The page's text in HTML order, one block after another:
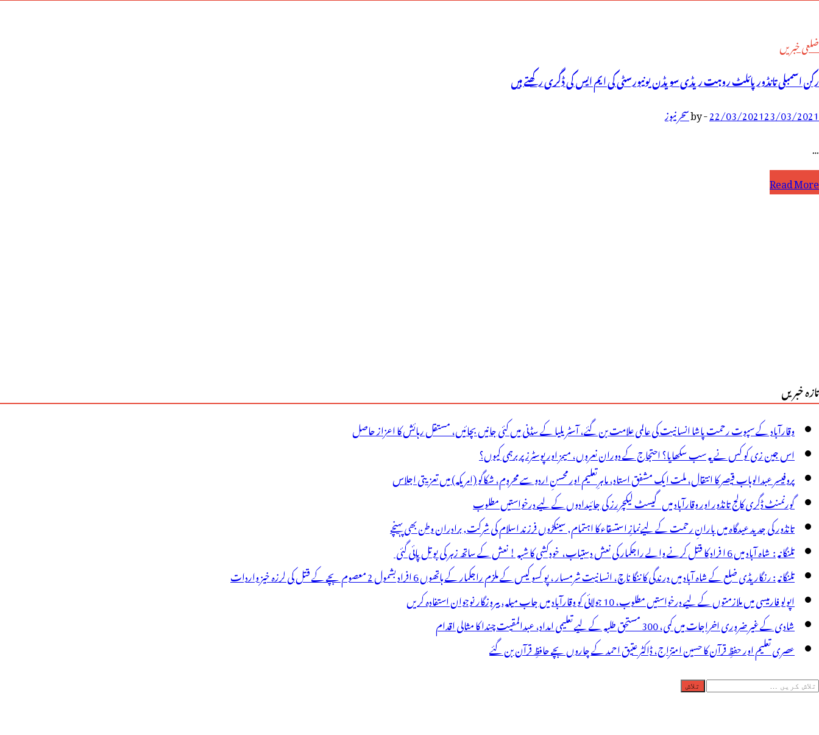
ضلعی خبریں
رکن اسمبلی تانڈور پائلٹ روہت ریڈی سویڈن یونیورسٹی کی ایم ایس کی ڈگری رکھتے ہیں
22/03/202123/03/2021
-
byسحر نیوز
…
رکن
ایم
ایس
ڈگری
رکھتے
ہیں
Read More
تازہ خبریں
وقارآباد کے سپوت رحمت پاشا انسانیت کی عالمی علامت بن گئے، آسٹریلیا کے سڈنی میں کئی جانیں بچائیں، مستقل رہائش کا اعزاز حاصل
اس جین زی کو کس نے یہ سب سکھایا؟ احتجاج کے دوران نعروں، میمز اور پوسٹرز پر برہمی کیوں؟
پروفیسر عبدالوہاب قیصر کا انتقال، ملت ایک مشفق استاد، ماہرِتعلیم اور محسنِ اردو سے محروم، شکاگو (امریکہ) میں تعزیتی اجلاس
گورنمنٹ ڈگری کالج تانڈور اور وقارآباد میں گیسٹ لیکچررز کی جائیدادوں کے لیے درخواستیں مطلوب
تانڈور کی جدید عیدگاہ میں بارانِ رحمت کے لیےنمازِ استسقاء کا اہتمام, سینکڑوں فرزند اسلام کی شرکت, برادران وطن بھی پہنچے
تلنگانہ : شاہ آباد میں 6 ا فراد کا قتل کرنے والے راجکمار کی نعش دستیاب، خودکشی کا شبہ ! نعش کے ساتھ زہر کی بوتل پائی گئی
تلنگانہ : رنگاریڈی ضلع کے شاہ آباد میں درندگی کا ننگا ناچ، انسانیت شرمسار ، پو کسو کیس کے ملزم راجکمار کے ہاتھوں 6 افراد بشمول 2 معصوم بچے کے قتل کی لرزہ خیز واردات
اپولو فارمیسی میں ملازمتوں کے لیے درخواستیں مطلوب، 10 جولائی کو وقارآباد میں جاب میلہ، بیروزگار نوجوان استفادہ کریں
شادی کے غیر ضروری اخراجات میں کمی، 300 مستحق طلبہ کے لیے تعلیمی امداد، عبدالمقیت چندا کا مثالی اقدام
عصری تعلیم اور حفظِ قرآن کا حسین امتزاج، ڈاکٹر عتیق احمد کے چاروں بچے حافظِ قرآن بن گئے
تلاش